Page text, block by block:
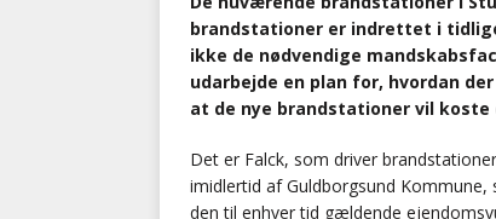
brandstationer er indrettet i
ikke de nødvendige
udarbejde en plan for, hvordan
at de nye brandstationer vil koste
Det er Falck, som driver
imidlertid af Guldborgsund
den til enhver tid gældende